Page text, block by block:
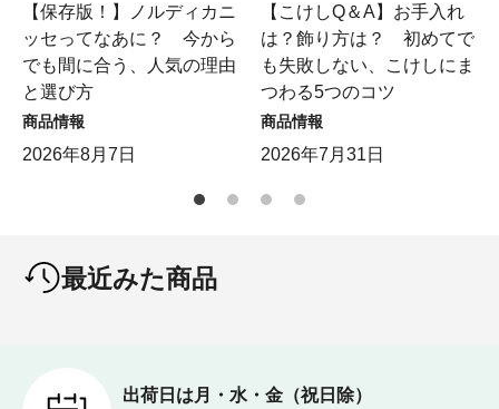
【保存版！】ノルディカニ
ッセってなあに？ 今から
でも間に合う、人気の理由
と選び方
商品情報
2026年8月7日
【こけしQ＆A】お手入れ
は？飾り方は？ 初めてで
も失敗しない、こけしにま
つわる5つのコツ
商品情報
2026年7月31日
最近みた商品
出荷日は月・水・金（祝日除）